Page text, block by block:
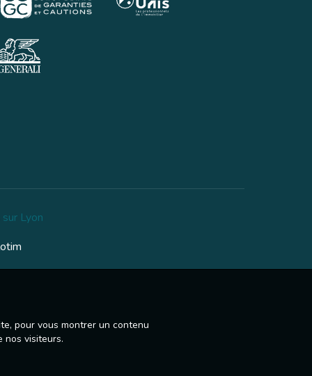
Lyon
pour vous montrer un contenu
nos visiteurs.